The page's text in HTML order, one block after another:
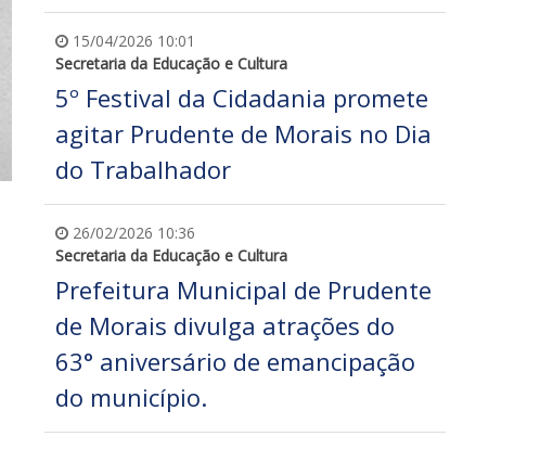
15/04/2026 10:01
Secretaria da Educação e Cultura
5º Festival da Cidadania promete
agitar Prudente de Morais no Dia
do Trabalhador
26/02/2026 10:36
Secretaria da Educação e Cultura
Prefeitura Municipal de Prudente
de Morais divulga atrações do
63° aniversário de emancipação
do município.